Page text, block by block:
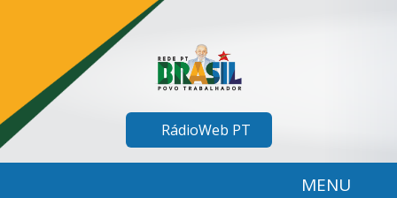
RádioWeb PT
MENU